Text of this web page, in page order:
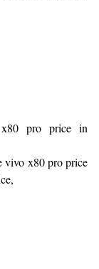
pro price in
vivo x80 pro price